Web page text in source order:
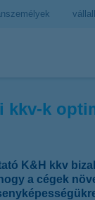
kkv-k
K&H kkv
a cégek